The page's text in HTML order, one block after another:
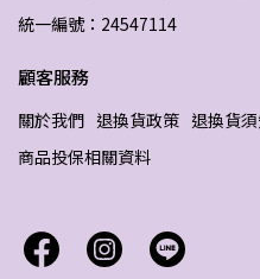
統一編號：24547114
顧客服務
關於我們 退換貨政策 退換貨
商品投保相關資料